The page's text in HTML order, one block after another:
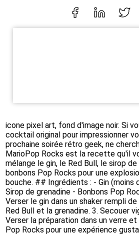
icone pixel art, fond d'image noir. Si
cocktail original pour impressionner
prochaine soirée rétro geek, ne
MarioPop Rocks est la recette qu'il
mélange le gin, le Red Bull, le sirop
bonbons Pop Rocks pour une
bouche. ## Ingrédients : - Gin (moins
Sirop de grenadine - Bonbons Pop
Verser le gin dans un shaker rempli
Red Bull et la grenadine. 3. Secouer
Verser la préparation dans un verre
Pop Rocks pour une expérience